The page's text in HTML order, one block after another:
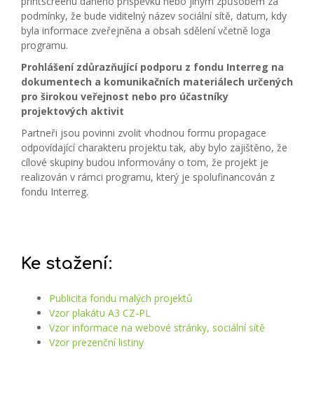
podmínky, že bude viditelný název sociální sítě, datum, kdy
byla informace zveřejněna a obsah sdělení včetně loga
programu.
Prohlášení zdůrazňující podporu z fondu Interreg na
dokumentech a komunikačních materiálech určených
pro širokou veřejnost nebo pro účastníky
projektových aktivit
Partneři jsou povinni zvolit vhodnou formu propagace
odpovídající charakteru projektu tak, aby bylo zajištěno, že
cílové skupiny budou informovány o tom, že projekt je
realizován v rámci programu, který je spolufinancován z
fondu Interreg.
Ke stažení:
Publicita fondu malých projektů
Vzor plakátu A3 CZ-PL
Vzor informace na webové stránky, sociální sítě
Vzor prezenční listiny